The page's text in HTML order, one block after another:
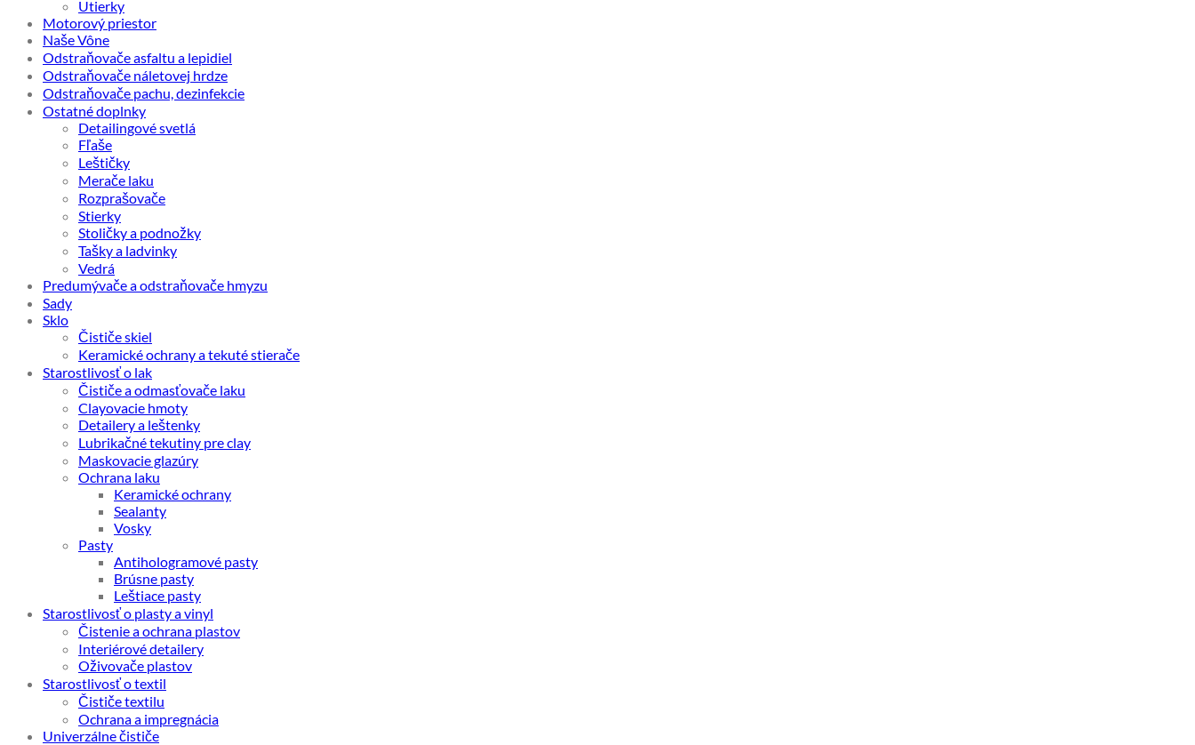
Utierky
Motorový priestor
Naše Vône
Odstraňovače asfaltu a lepidiel
Odstraňovače náletovej hrdze
Odstraňovače pachu, dezinfekcie
Ostatné doplnky
Detailingové svetlá
Fľaše
Leštičky
Merače laku
Rozprašovače
Stierky
Stoličky a podnožky
Tašky a ladvinky
Vedrá
Predumývače a odstraňovače hmyzu
Sady
Sklo
Čističe skiel
Keramické ochrany a tekuté stierače
Starostlivosť o lak
Čističe a odmasťovače laku
Clayovacie hmoty
Detailery a leštenky
Lubrikačné tekutiny pre clay
Maskovacie glazúry
Ochrana laku
Keramické ochrany
Sealanty
Vosky
Pasty
Antihologramové pasty
Brúsne pasty
Leštiace pasty
Starostlivosť o plasty a vinyl
Čistenie a ochrana plastov
Interiérové detailery
Oživovače plastov
Starostlivosť o textil
Čističe textilu
Ochrana a impregnácia
Univerzálne čističe